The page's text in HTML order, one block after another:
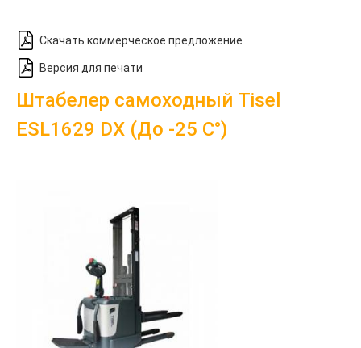
Скачать коммерческое предложение
Версия для печати
Штабелер самоходный Tisel
ESL1629 DX (До -25 C°)